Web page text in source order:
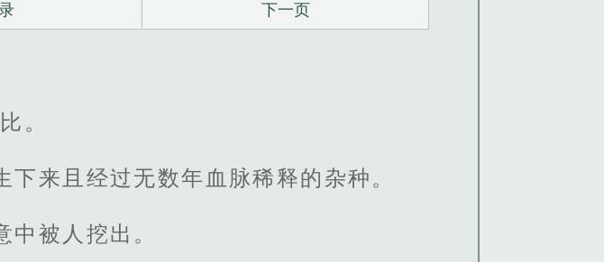
下一页
。
来且经过无数年血脉稀释的杂种。
被人挖出。